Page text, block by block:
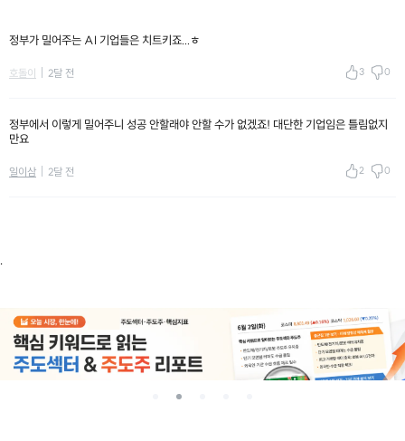
정부가 밀어주는 AI 기업들은 치트키죠...ㅎ
호돌이 2달 전 3 0
정부에서 이렇게 밀어주니 성공 안할래야 안할 수가 없겠죠! 대단한 기업임은 틀림없지
만요
일이삼 2달 전 2 0
.